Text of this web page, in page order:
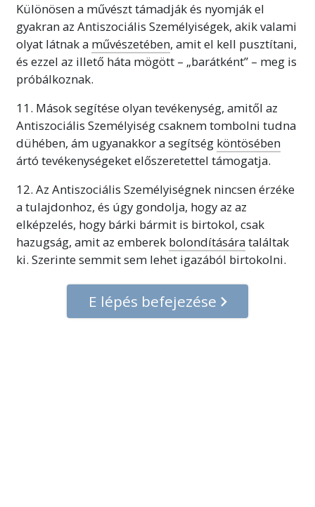
Különösen a művészt támadják és nyomják el
gyakran az Antiszociális Személyiségek, akik valami
olyat látnak a művészetében, amit el kell pusztítani,
és ezzel az illető háta mögött – „barátként” – meg is
próbálkoznak.
11. Mások segítése olyan tevékenység, amitől az
Antiszociális Személyiség csaknem tombolni tudna
dühében, ám ugyanakkor a segítség köntösében
ártó tevékenységeket előszeretettel támogatja.
12. Az Antiszociális Személyiségnek nincsen érzéke
a tulajdonhoz, és úgy gondolja, hogy az az
elképzelés, hogy bárki bármit is birtokol, csak
hazugság, amit az emberek bolondításárataláltak
ki. Szerinte semmit sem lehet igazából birtokolni.
E lépés befejezése